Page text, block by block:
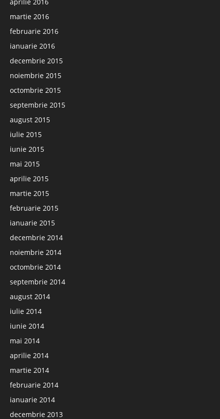
martie 2016
februarie 2016
ianuarie 2016
decembrie 2015
noiembrie 2015
octombrie 2015
septembrie 2015
august 2015
iulie 2015
iunie 2015
mai 2015
aprilie 2015
martie 2015
februarie 2015
ianuarie 2015
decembrie 2014
noiembrie 2014
octombrie 2014
septembrie 2014
august 2014
iulie 2014
iunie 2014
mai 2014
aprilie 2014
martie 2014
februarie 2014
ianuarie 2014
decembrie 2013